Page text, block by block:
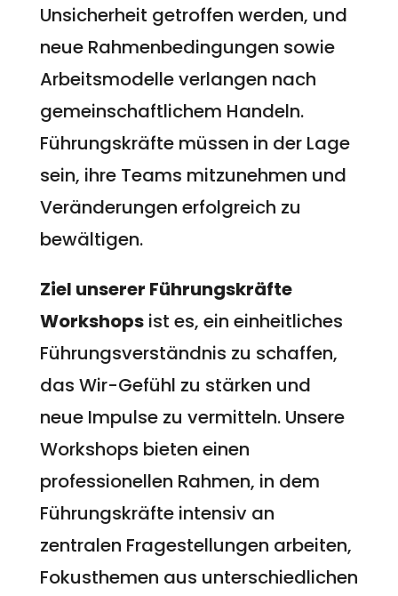
Unsicherheit getroffen werden, und
neue Rahmenbedingungen sowie
Arbeitsmodelle verlangen nach
gemeinschaftlichem Handeln.
Führungskräfte müssen in der Lage
sein, ihre Teams mitzunehmen und
Veränderungen erfolgreich zu
bewältigen.
Ziel unserer Führungskräfte
Workshopsist es, ein einheitliches
Führungsverständnis zu schaffen,
das Wir-Gefühl zu stärken und
neue Impulse zu vermitteln. Unsere
Workshops bieten einen
professionellen Rahmen, in dem
Führungskräfte intensiv an
zentralen Fragestellungen arbeiten,
Fokusthemen aus unterschiedlichen